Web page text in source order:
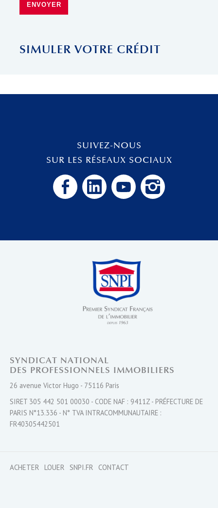
ENVOYER
SIMULER VOTRE CRÉDIT
SYNDICAT NATIONAL
DES PROFESSIONNELS IMMOBILIERS
26 avenue Victor Hugo - 75116 Paris
SIRET 305 442 501 00030 - CODE NAF : 9411Z - PRÉFECTURE DE
PARIS N°13.336 - N° TVA INTRACOMMUNAUTAIRE :
FR40305442501
ACHETER LOUER SNPI.FR CONTACT
SUIVEZ-NOUS
SUR LES RÉSEAUX SOCIAUX